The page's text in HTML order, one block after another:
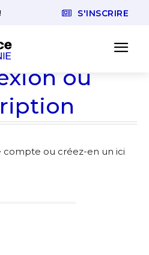
S'INSCRIRE
ou
compte ou créez-en un ici